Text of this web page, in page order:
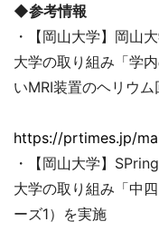
◆参考情報
・【岡山大学】岡山
大学の取り組み「学
いMRI装置のヘリウ
https://prtimes.jp/
・【岡山大学】
大学の取り組み「中
ーズ1）を実施